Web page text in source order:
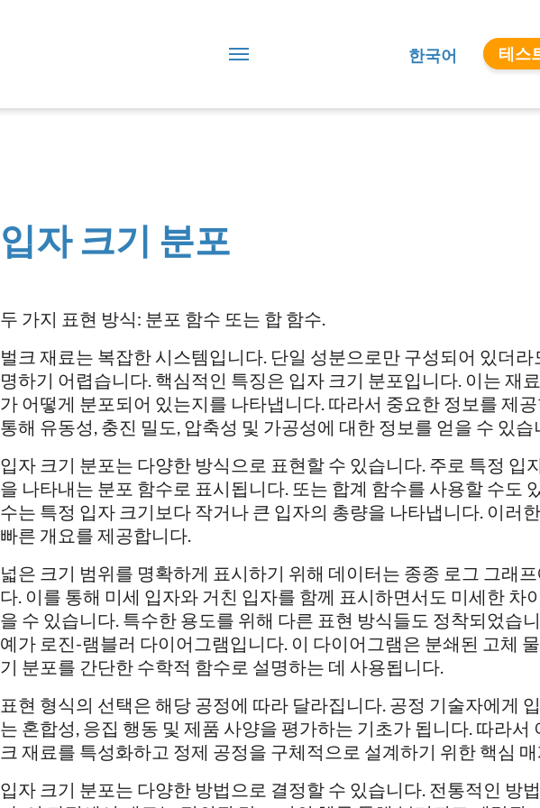
한국어 테스
입자 크기 분포
두 가지 표현 방식: 분포 함수 또는 합 함수.
벌크 재료는 복잡한 시스템입니다. 단일 성분으로만 구성되어 있더라
명하기 어렵습니다. 핵심적인 특징은 입자 크기 분포입니다. 이는 재
가 어떻게 분포되어 있는지를 나타냅니다. 따라서 중요한 정보를 제
통해 유동성, 충진 밀도, 압축성 및 가공성에 대한 정보를 얻을 수 있습
입자 크기 분포는 다양한 방식으로 표현할 수 있습니다. 주로 특정 입
을 나타내는 분포 함수로 표시됩니다. 또는 합계 함수를 사용할 수도
수는 특정 입자 크기보다 작거나 큰 입자의 총량을 나타냅니다. 이러
빠른 개요를 제공합니다.
넓은 크기 범위를 명확하게 표시하기 위해 데이터는 종종 로그 그래
다. 이를 통해 미세 입자와 거친 입자를 함께 표시하면서도 미세한 차
을 수 있습니다. 특수한 용도를 위해 다른 표현 방식들도 정착되었습
예가 로진-램블러 다이어그램입니다. 이 다이어그램은 분쇄된 고체
기 분포를 간단한 수학적 함수로 설명하는 데 사용됩니다.
표현 형식의 선택은 해당 공정에 따라 달라집니다. 공정 기술자에게
는 혼합성, 응집 행동 및 제품 사양을 평가하는 기초가 됩니다. 따라서
크 재료를 특성화하고 정제 공정을 구체적으로 설계하기 위한 핵심
입자 크기 분포는 다양한 방법으로 결정할 수 있습니다. 전통적인 방